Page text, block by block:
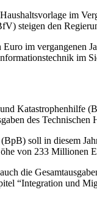
im
steigen den
im vergangenen
im
Katastrophenhilfe
des
soll in diesem
von 233
die
“Integration und